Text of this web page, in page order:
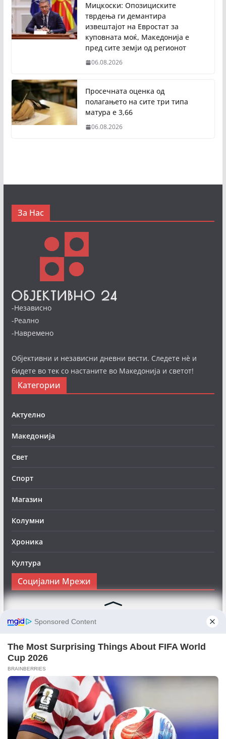
Мицкоски: Опозициските
тврдења ги демантира
извештајот на Евростат за
куповната моќ, Македонија е
пред сите земји од регионот
06.08.2026
Просечната оценка од
полагањето на сите три типа
матура е 3,66
06.08.2026
За Нас
-Независно
-Реално
-Навремено
Објективни и независни дневни вести. Следете нè и
бидете во тек со настаните во Македонија и светот!
Категории
Актуелно
Македонија
Свет
Спорт
Магазин
Колумни
Хроника
Култура
Социјални Мрежи
Следете нè на Фејсбук за да сте во тек со најновите